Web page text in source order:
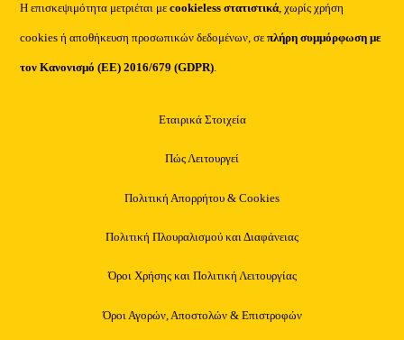
Η επισκεψιμότητα μετριέται μεcookieless στατιστικά, χωρίς χρήση
cookies ή αποθήκευση προσωπικών δεδομένων, σεπλήρη συμμόρφωση με
τον Κανονισμό (ΕΕ) 2016/679 (GDPR).
Εταιρικά Στοιχεία
Πώς Λειτουργεί
Πολιτική Απορρήτου & Cookies
Πολιτική Πλουραλισμού και Διαφάνειας
Όροι Χρήσης και Πολιτική Λειτουργίας
Όροι Αγορών, Αποστολών & Επιστροφών